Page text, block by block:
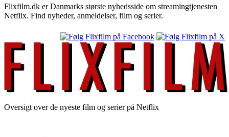
Flixfilm.dk er Danmarks største nyhedsside om streamingtjenesten
Netflix. Find nyheder, anmeldelser, film og serier.
Oversigt over de nyeste film og serier på Netflix